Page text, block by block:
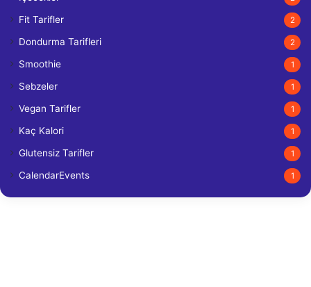
Fit Tarifler 2
Dondurma Tarifleri 2
Smoothie 1
Sebzeler 1
Vegan Tarifler 1
Kaç Kalori 1
Glutensiz Tarifler 1
CalendarEvents 1